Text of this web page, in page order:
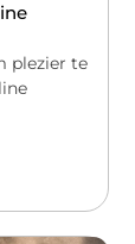
plezier te